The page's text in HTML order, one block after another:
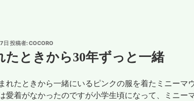
日 投稿者:COCORO
たときから30年ずっと一緒
れたときから一緒にいるピンクの服を着たミニーマ
愛着がなかったのですが小学生頃になって、ミニー